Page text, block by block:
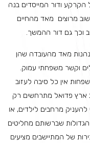
ודור המייסדים בנה
מרוצים מאד מהחיים
וכך גם דור ההמשך.
מאד מהעובדה שהן
וקשר משפחתי עמוק.
אין כל סיבה לעזוב
ארץ פדואל מתרחשים רק
מרחבים לילדים, או
הגדולות שברשותם מחליטים
של המתיישבים מציעים